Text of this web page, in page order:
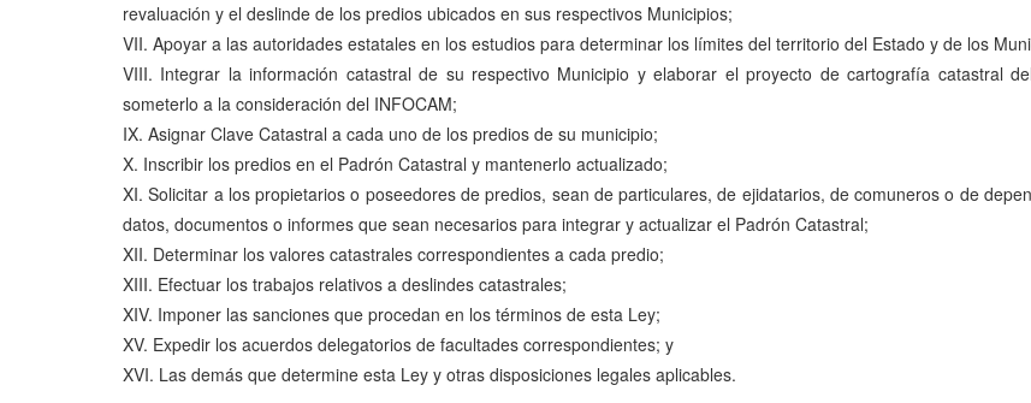
revaluación y el deslinde de los predios ubicados en sus respectivos Municipios;
VII. Apoyar a las autoridades estatales en los estudios para determinar los límites del territorio del Estado y de los
VIII. Integrar la información catastral de su respectivo Municipio y elaborar el proyecto de cartografía catastral
someterlo a la consideración del INFOCAM;
IX. Asignar Clave Catastral a cada uno de los predios de su municipio;
X. Inscribir los predios en el Padrón Catastral y mantenerlo actualizado;
XI. Solicitar a los propietarios o poseedores de predios, sean de particulares, de ejidatarios, de comuneros o de
datos, documentos o informes que sean necesarios para integrar y actualizar el Padrón Catastral;
XII. Determinar los valores catastrales correspondientes a cada predio;
XIII. Efectuar los trabajos relativos a deslindes catastrales;
XIV. Imponer las sanciones que procedan en los términos de esta Ley;
XV. Expedir los acuerdos delegatorios de facultades correspondientes; y
XVI. Las demás que determine esta Ley y otras disposiciones legales aplicables.